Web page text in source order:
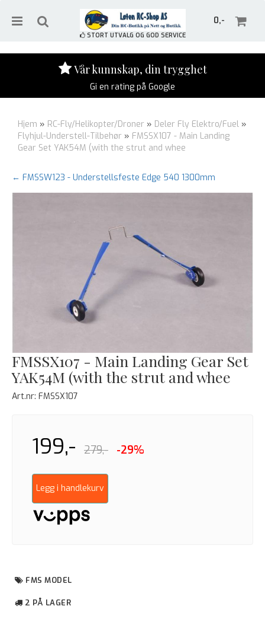
0,-
STORT UTVALG OG GOD SERVICE
Vår kunnskap, din trygghet
Gi en rating på Google
Hjem » RC-Fly/Helikopter/Droner » Deler Fly Elektro/Fuel »
Flyhjul-Understell-Tilbehør » FMSSX107 - Main Landing
Gear Set YAK54M (with the strut and whee
← FMSSW123 - Understellsfeste Edge 540 1300mm
FMSSX107 - Main Landing Gear Set
YAK54M (with the strut and whee
Art.nr: FMSSX107
199,- 279,- -29%
Legg i handlekurv
FMS MODEL
2 PÅ LAGER
Trykk ENTER for å søke